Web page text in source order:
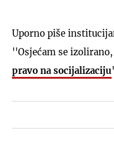
Uporno piše
''Osjećam se
pravo na socijalizaciju